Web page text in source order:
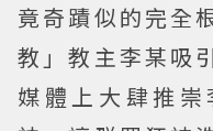
竟奇蹟似的完全
教」教主李某吸
媒體上大肆推